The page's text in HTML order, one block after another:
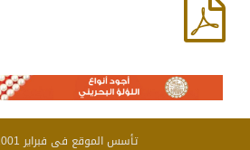
تأسس الموقع فى فبراير 2001 ميلادى